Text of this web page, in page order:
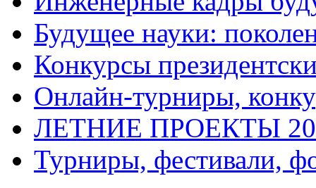
Будущее науки:
Конкурсы
Онлайн-турниры,
ЛЕТНИЕ ПРОЕКТЫ
Турниры, фестивали,